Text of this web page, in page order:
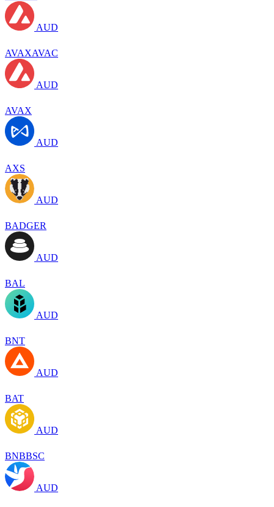
AUD
AVAXAVAC
AUD
AVAX
AUD
AXS
AUD
BADGER
AUD
BAL
AUD
BNT
AUD
BAT
AUD
BNBBSC
AUD